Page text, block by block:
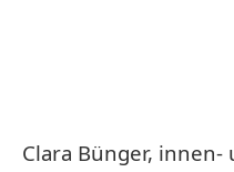
Clara Bünger,